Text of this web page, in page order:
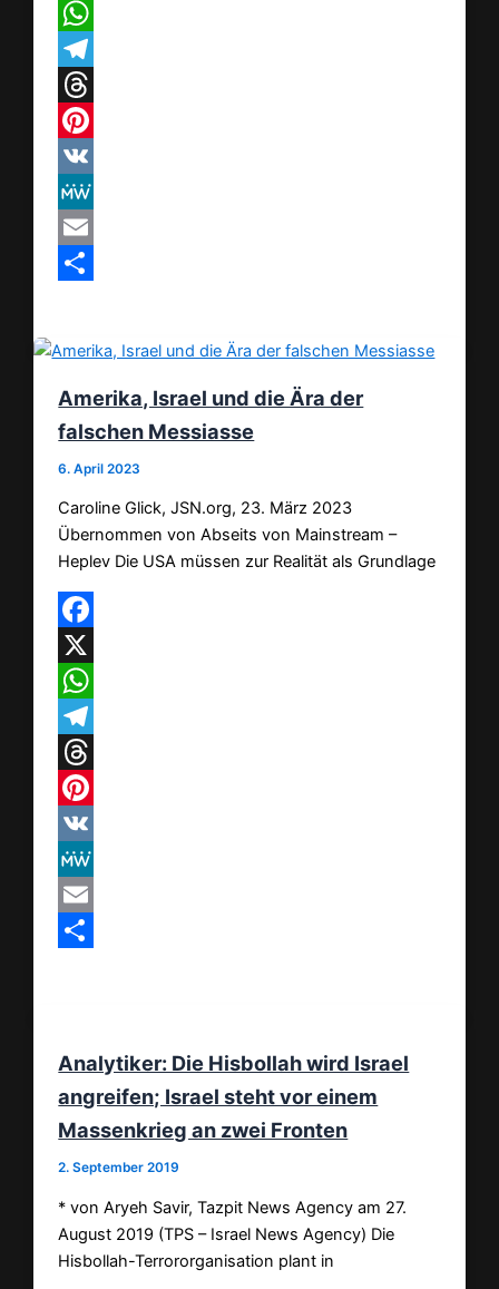
X
WhatsApp
Telegram
Threads
Pinterest
VK
MeWe
Email
Amerika, Israel und die Ära der
falschen Messiasse
6. April 2023
Caroline Glick, JSN.org, 23. März 2023
Übernommen von Abseits von Mainstream –
Heplev Die USA müssen zur Realität als Grundlage
Facebook
X
WhatsApp
Telegram
Threads
Pinterest
VK
MeWe
Email
Analytiker: Die Hisbollah wird Israel
angreifen; Israel steht vor einem
Massenkrieg an zwei Fronten
2. September 2019
* von Aryeh Savir, Tazpit News Agency am 27.
August 2019 (TPS – Israel News Agency) Die
Hisbollah-Terrororganisation plant in